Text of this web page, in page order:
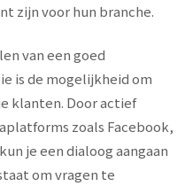
zijn voor hun branche.
van een goed
is de mogelijkheid om
klanten. Door actief
zoals Facebook,
je een dialoog aangaan
om vragen te